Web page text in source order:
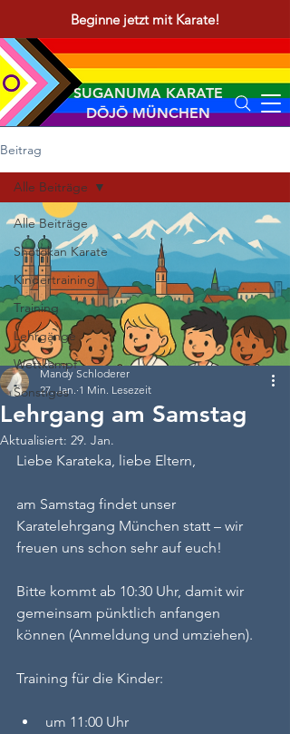
Beginne jetzt mit Karate!
SUGANUMA KARATE
DŌJŌ MÜNCHEN
Beitrag
Alle Beiträge
Shōtōkan Karate
Kindertraining
Training
Lehrgänge
Wettkampf
Sonstiges
Alle Beiträge
Lehrgang am Samstag
Mandy Schloderer
27. Jan. 1 Min. Lesezeit
Aktualisiert: 29. Jan.
Liebe Karateka, liebe Eltern,
am Samstag findet unser
Karatelehrgang München statt – wir
freuen uns schon sehr auf euch!
Bitte kommt ab 10:30 Uhr, damit wir
gemeinsam pünktlich anfangen
können (Anmeldung und umziehen).
Training für die Kinder:
um 11:00 Uhr